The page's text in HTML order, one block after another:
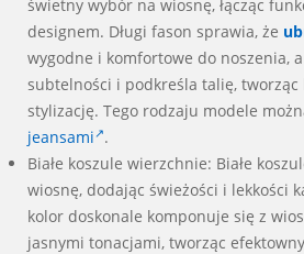
świetny wybór na wiosnę, łącząc
designem. Długi fason sprawia, że
wygodne i komfortowe do noszenia,
subtelności i podkreśla talię, tworząc
stylizację. Tego rodzaju modele
jeansami .
Białe koszule wierzchnie: Białe
wiosnę, dodając świeżości i lekkości
kolor doskonale komponuje się z
jasnymi tonacjami, tworząc